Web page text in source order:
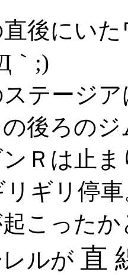
後にい
｀;)
テージ
の後ろの
Ｒは止
リギリ停
こった
ルが 直